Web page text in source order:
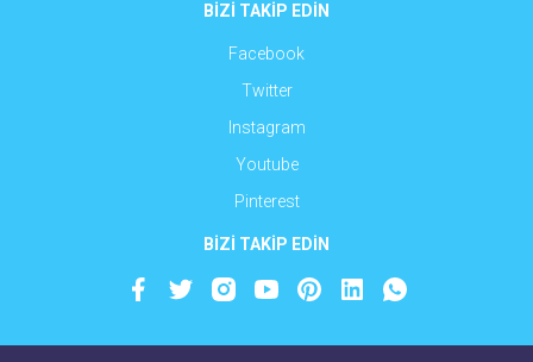
BİZİ TAKİP EDİN
Facebook
Twitter
Instagram
Youtube
Pinterest
BİZİ TAKİP EDİN